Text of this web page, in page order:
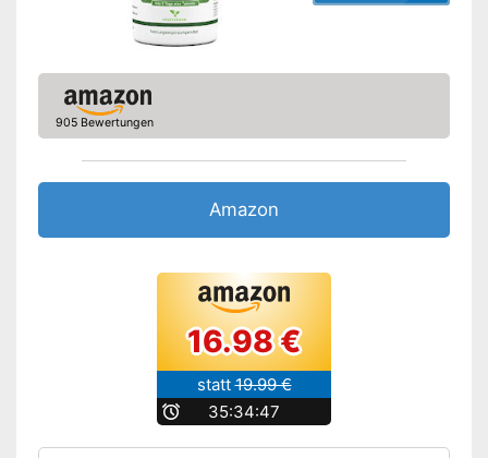
905 Bewertungen
Amazon
16.98 €
statt 19.99 €
b 35:34:46